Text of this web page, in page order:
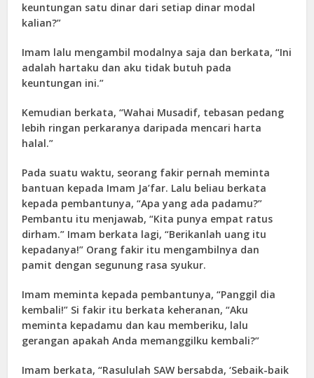
keuntungan satu dinar dari setiap dinar modal
kalian?”
Imam lalu mengambil modalnya saja dan berkata, “Ini
adalah hartaku dan aku tidak butuh pada
keuntungan ini.”
Kemudian berkata, “Wahai Musadif, tebasan pedang
lebih ringan perkaranya daripada mencari harta
halal.”
Pada suatu waktu, seorang fakir pernah meminta
bantuan kepada Imam Ja’far. Lalu beliau berkata
kepada pembantunya, “Apa yang ada padamu?”
Pembantu itu menjawab, “Kita punya empat ratus
dirham.” Imam berkata lagi, “Berikanlah uang itu
kepadanya!” Orang fakir itu mengambilnya dan
pamit dengan segunung rasa syukur.
Imam meminta kepada pembantunya, “Panggil dia
kembali!” Si fakir itu berkata keheranan, “Aku
meminta kepadamu dan kau memberiku, lalu
gerangan apakah Anda memanggilku kembali?”
Imam berkata, “Rasululah SAW bersabda, ‘Sebaik-baik